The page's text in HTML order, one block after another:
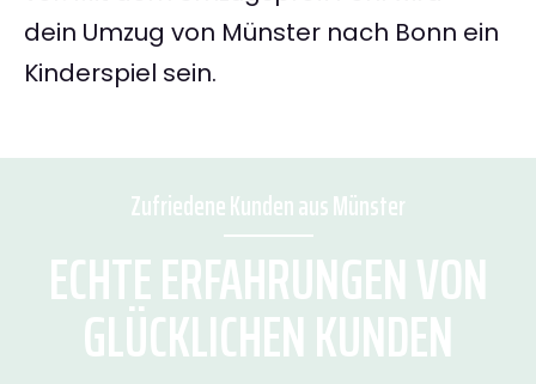
dein Umzug von Münster nach Bonn ein
Kinderspiel sein.
Zufriedene Kunden aus Münster
ECHTE ERFAHRUNGEN VON
GLÜCKLICHEN KUNDEN